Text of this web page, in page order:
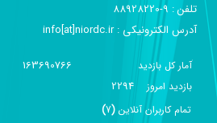
تلفن :‌ 9-88928220
آدرس الکترونیکی :‌ info[at]niordc.ir
آمار کل بازدید 163690766
بازديد امروز 2294
تمام کاربران آنلاين (
7
)